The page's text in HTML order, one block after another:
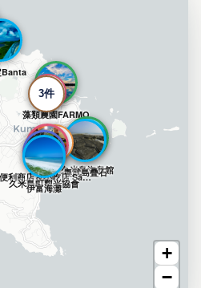
Banta
奧武島疊石
伊富海灘
10件
3件
便利商店＆小吃店 Santopia
2件
藻類農園FARMO
久米島海龜館
久米島町觀光協會
+
−